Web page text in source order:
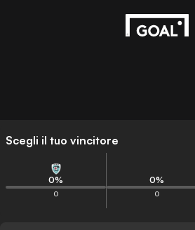
Scegli il tuo vincitore
0%
0
0%
0